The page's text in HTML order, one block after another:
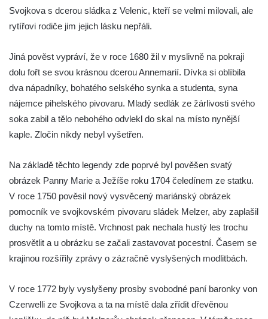
Márnice na hřbitově v Rybniště
Kaple u kostela svatého Jiljí v Lužci nad
Vltavou
Kostel svatého Jiljí v Lužci nad Vltavou
Kostel Nanebevzetí Panny Marie v Hostíně
u Vojkovic
Kaple svatého Bartoloměje v Bukolu
Hřbitovní kaple na hřbitově v Lužci nad
Vltavou
Kostel svatého Havla na hřbitově v
Hrobčicích
Svojkova s dcerou sládka z Velenic, kteří se velmi milovali, ale
rytířovi rodiče jim jejich lásku nepřáli.
Jiná pověst vypráví, že v roce 1680 žil v myslivně na pokraji
dolu fořt se svou krásnou dcerou Annemarií. Dívka si oblíbila
dva nápadníky, bohatého selského synka a studenta, syna
nájemce pihelského pivovaru. Mladý sedlák ze žárlivosti svého
soka zabil a tělo nebohého odvlekl do skal na místo nynější
kaple. Zločin nikdy nebyl vyšetřen.
Na základě těchto legendy zde poprvé byl pověšen svatý
obrázek Panny Marie a Ježíše roku 1704 čeledínem ze statku.
V roce 1750 pověsil nový vysvěcený mariánský obrázek
pomocník ve svojkovském pivovaru sládek Melzer, aby zaplašil
duchy na tomto místě. Vrchnost pak nechala hustý les trochu
prosvětlit a u obrázku se začali zastavovat pocestní. Časem se
krajinou rozšířily zprávy o zázračně vyslyšených modlitbách.
V roce 1772 byly vyslyšeny prosby svobodné paní baronky von
Czerwelli ze Svojkova a ta na místě dala zřídit dřevěnou